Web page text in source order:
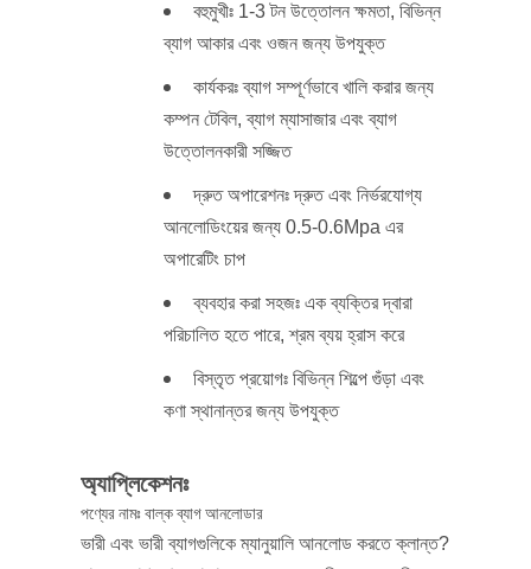
বহুমুখীঃ 1-3 টন উত্তোলন ক্ষমতা, বিভিন্ন
ব্যাগ আকার এবং ওজন জন্য উপযুক্ত
কার্যকরঃ ব্যাগ সম্পূর্ণভাবে খালি করার জন্য
কম্পন টেবিল, ব্যাগ ম্যাসাজার এবং ব্যাগ
উত্তোলনকারী সজ্জিত
দ্রুত অপারেশনঃ দ্রুত এবং নির্ভরযোগ্য
আনলোডিংয়ের জন্য 0.5-0.6Mpa এর
অপারেটিং চাপ
ব্যবহার করা সহজঃ এক ব্যক্তির দ্বারা
পরিচালিত হতে পারে, শ্রম ব্যয় হ্রাস করে
বিস্তৃত প্রয়োগঃ বিভিন্ন শিল্পে গুঁড়া এবং
কণা স্থানান্তর জন্য উপযুক্ত
অ্যাপ্লিকেশনঃ
পণ্যের নামঃ বাল্ক ব্যাগ আনলোডার
ভারী এবং ভারী ব্যাগগুলিকে ম্যানুয়ালি আনলোড করতে ক্লান্ত?